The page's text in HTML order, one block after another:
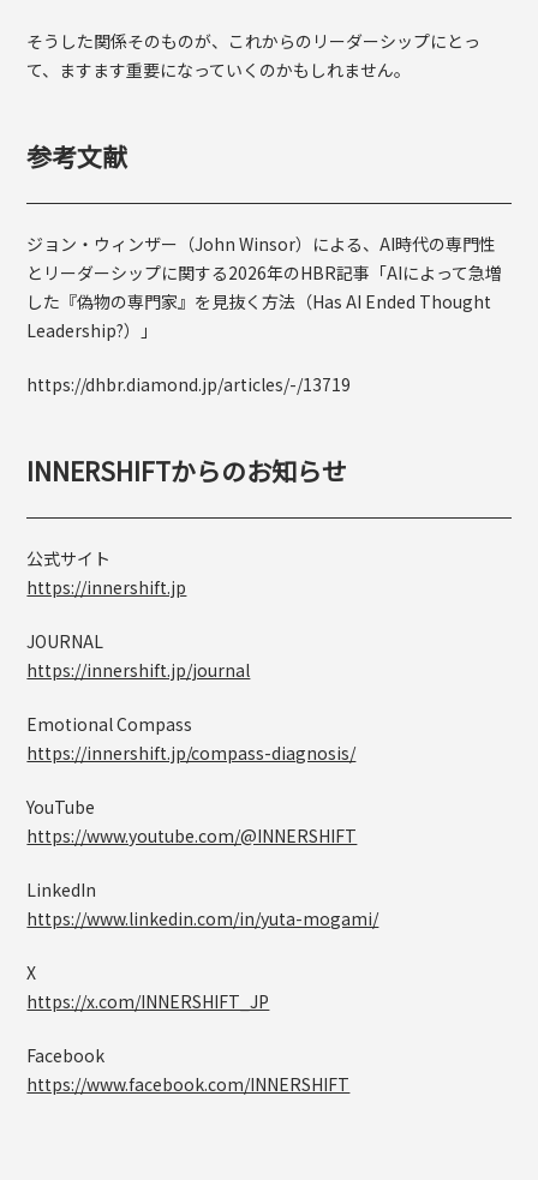
そうした関係そのものが、これからのリーダーシップにとっ
て、ますます重要になっていくのかもしれません。
参考文献
ジョン・ウィンザー（John Winsor）による、AI時代の専門性
とリーダーシップに関する2026年のHBR記事「AIによって急増
した『偽物の専門家』を見抜く方法（Has AI Ended Thought
Leadership?）」
https://dhbr.diamond.jp/articles/-/13719
INNERSHIFTからのお知らせ
公式サイト
https://innershift.jp
JOURNAL
https://innershift.jp/journal
Emotional Compass
https://innershift.jp/compass-diagnosis/
YouTube
https://www.youtube.com/@INNERSHIFT
LinkedIn
https://www.linkedin.com/in/yuta-mogami/
X
https://x.com/INNERSHIFT_JP
Facebook
https://www.facebook.com/INNERSHIFT